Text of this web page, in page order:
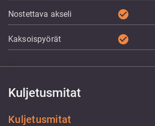
Nostettava akseli check_circle
Kaksoispyörät check_circle
Kuljetusmitat
Kuljetusmitat